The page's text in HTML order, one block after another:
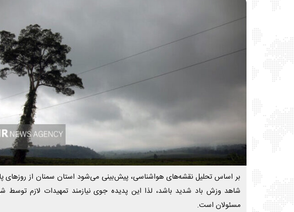
بر اساس تحلیل نقشه‌های هواشناسی، پیش‌بینی می‌شود استان سمنان از روزهای
شاهد وزش باد شدید باشد، لذا این پدیده جوی نیازمند تمهیدات لازم توسط
مسئولان است.